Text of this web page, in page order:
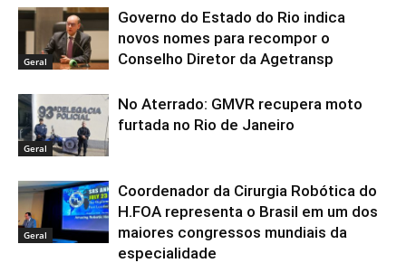
Geral
Governo do Estado do Rio indica
novos nomes para recompor o
Conselho Diretor da Agetransp
Geral
No Aterrado: GMVR recupera moto
furtada no Rio de Janeiro
Geral
Coordenador da Cirurgia Robótica do
H.FOA representa o Brasil em um dos
maiores congressos mundiais da
especialidade